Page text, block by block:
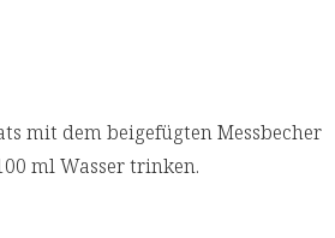
Knoblauchextrakt
mit dem beigefügten Messbecher
ml Wasser trinken.